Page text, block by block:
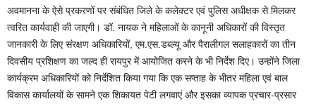
अवमानना के ऐसे प्रकरणों पर संबंधित जिले के कलेक्टर एवं पुलिस अधीक्षक से मिलकर
त्वरित कार्यवाही की जाएगी। डॉ. नायक ने महिलाओं के कानूनी अधिकारों की विस्तृत
जानकारी के लिए संरक्षण अधिकारियों, एम.एस.डब्ल्यू और पैरालीगल सलाहकारों का तीन
दिवसीय प्रशिक्षण का जल्द ही रायपुर में आयोजित करने के भी निर्देश दिए। उन्होंने जिला
कार्यक्रम अधिकारियों को निर्देशित किया गया कि एक सप्ताह के भीतर महिला एवं बाल
विकास कार्यालयों के सामने एक शिकायत पेटी लगवाएं और इसका व्यापक प्रचार-प्रसार